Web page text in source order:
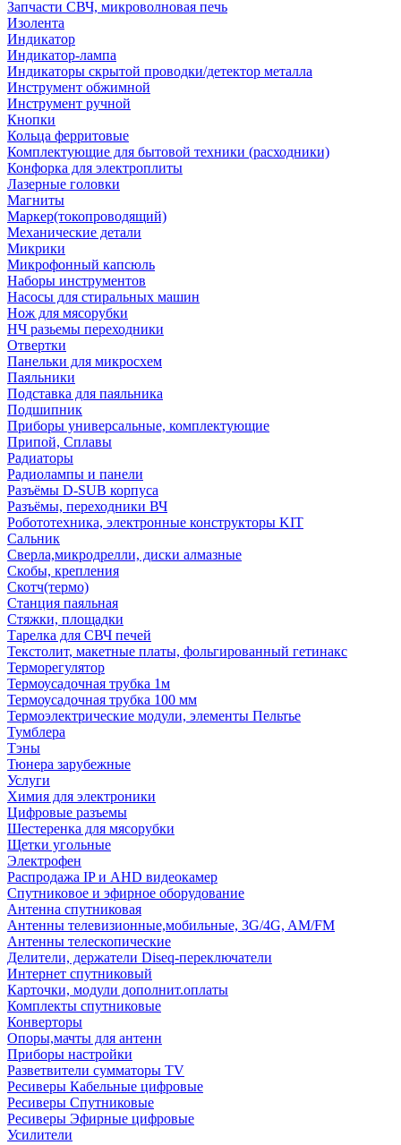
Запчасти СВЧ, микроволновая печь
Изолента
Индикатор
Индикатор-лампа
Индикаторы скрытой проводки/детектор металла
Инструмент обжимной
Инструмент ручной
Кнопки
Кольца ферритовые
Комплектующие для бытовой техники (расходники)
Конфорка для электроплиты
Лазерные головки
Магниты
Маркер(токопроводящий)
Механические детали
Микрики
Микрофонный капсюль
Наборы инструментов
Насосы для стиральных машин
Нож для мясорубки
НЧ разьемы переходники
Отвертки
Панельки для микросхем
Паяльники
Подставка для паяльника
Подшипник
Приборы универсальные, комплектующие
Припой, Сплавы
Радиаторы
Радиолампы и панели
Разъёмы D-SUB корпуса
Разъёмы, переходники ВЧ
Робототехника, электронные конструкторы KIT
Сальник
Сверла,микродрелли, диски алмазные
Скобы, крепления
Скотч(термо)
Станция паяльная
Стяжки, площадки
Тарелка для СВЧ печей
Текстолит, макетные платы, фольгированный гетинакс
Терморегулятор
Термоусадочная трубка 1м
Термоусадочная трубка 100 мм
Термоэлектрические модули, элементы Пельтье
Тумблера
Тэны
Тюнера зарубежные
Услуги
Химия для электроники
Цифровые разъемы
Шестеренка для мясорубки
Щетки угольные
Электрофен
Распродажа IP и AHD видеокамер
Спутниковое и эфирное оборудование
Антенна спутниковая
Антенны телевизионные,мобильные, 3G/4G, AM/FM
Антенны телескопические
Делители, держатели Diseq-переключатели
Интернет спутниковый
Карточки, модули дополнит.оплаты
Комплекты спутниковые
Конверторы
Опоры,мачты для антенн
Приборы настройки
Разветвители сумматоры TV
Ресиверы Кабельные цифровые
Ресиверы Спутниковые
Ресиверы Эфирные цифровые
Усилители